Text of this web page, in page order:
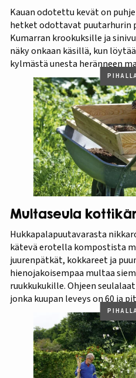
Kauan odotettu kevät on
hetket odottavat puutarhurin
Kumarran krookuksille ja
näky onkaan käsillä, kun
kylmästä unesta heränneen
Multaseula
Hukkapalapuutavarasta
kätevä erotella kompostista
juurenpätkät, kokkareet ja
hienojakoisempaa multaa
ruukkukukille. Ohjeen
jonka kuupan leveys on 60 ja